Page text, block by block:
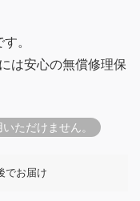
。
は安心の無償修理保
ただけません。
でお届け